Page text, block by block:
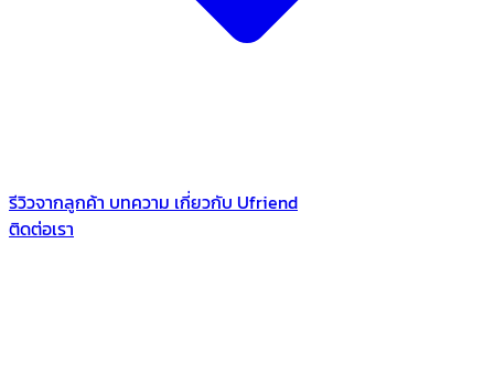
รีวิวจากลูกค้า บทความ เกี่ยวกับ Ufriend
ติดต่อเรา